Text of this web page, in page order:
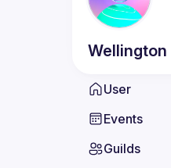
Wellington
User
Events
Guilds